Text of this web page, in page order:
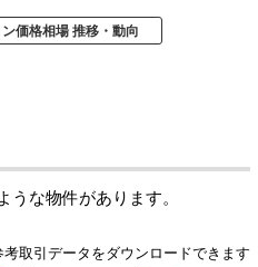
価格相場 推移・動向
な物件があります。
取引データをダウンロードできます